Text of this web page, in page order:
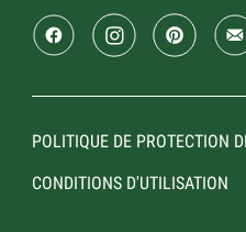
POLITIQUE DE PROTECTION
CONDITIONS D'UTILISATION